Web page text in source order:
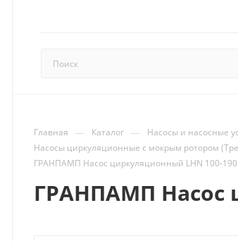
Главная — Каталог — Насосы и насосные
Насосы циркуляционные с мокрым ротором
ГРАНПАМП Насос циркуляционный LHN 100-190
ГРАНПАМП Насос